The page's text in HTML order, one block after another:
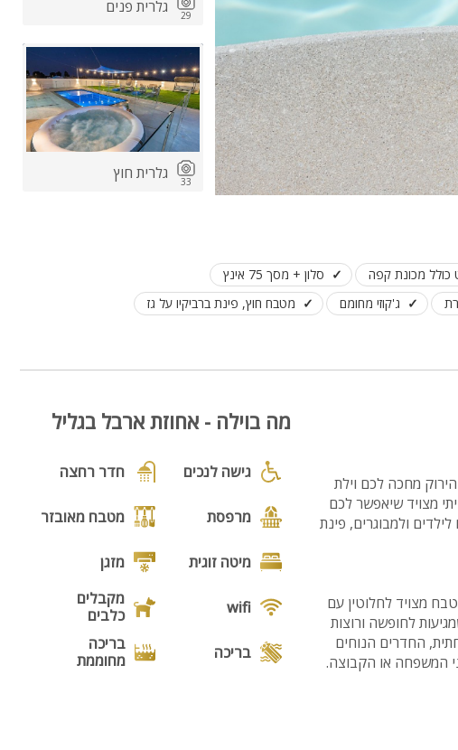
29 גלרית פנים
33 גלרית חוץ
כולל מכונת קפה
סלון + מסך 75 אינץ
ג'קוזי מחומם
מטבח חוץ, פינת ברביקיו על גז
מחכה לכם וילת
מצויד שיאפשר לכם
ולמבוגרים, פינת
מצויד לחלוטין עם
לחופשה ורוצות
החדרים הנוחים
המשפחה או הקבוצה.
בפינת המשחקים
מה בוילה - אחוזת ארבל בגליל
גישה לנכים חדר רחצה
מרפסת מטבח מאובזר
מיטה זוגית מזגן
wifi
מקבלים
כלבים
בריכה
בריכה
מחוממת